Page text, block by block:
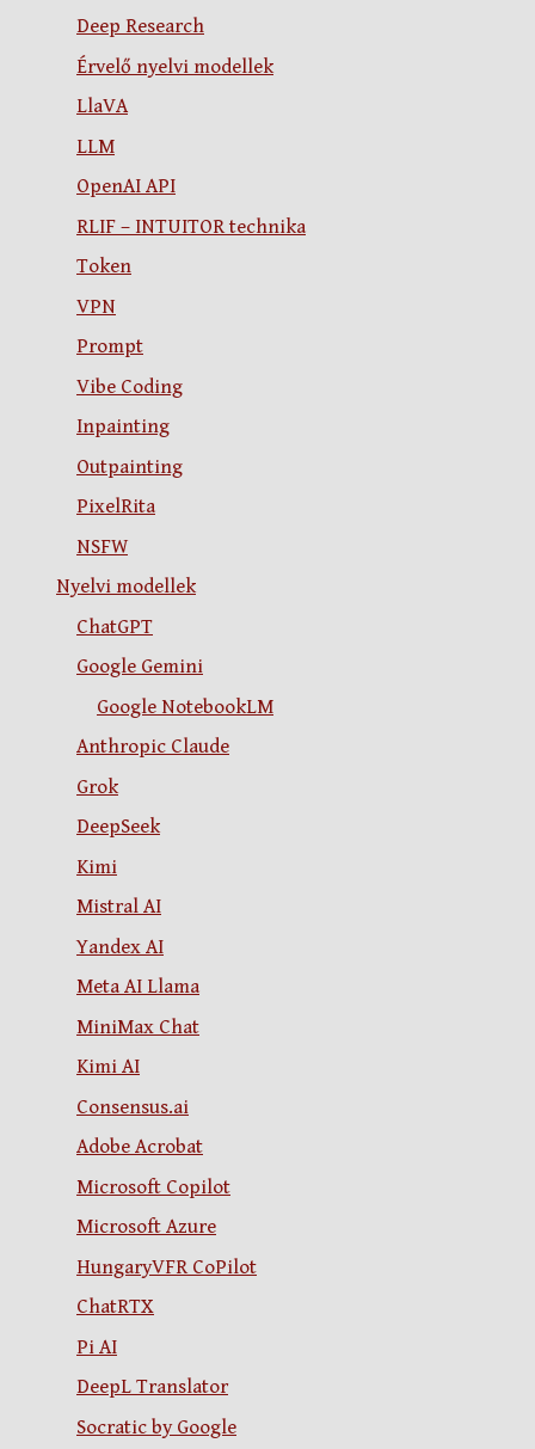
Deep Research
Érvelő nyelvi modellek
LlaVA
LLM
OpenAI API
RLIF – INTUITOR technika
Token
VPN
Prompt
Vibe Coding
Inpainting
Outpainting
PixelRita
NSFW
Nyelvi modellek
ChatGPT
Google Gemini
Google NotebookLM
Anthropic Claude
Grok
DeepSeek
Kimi
Mistral AI
Yandex AI
Meta AI Llama
MiniMax Chat
Kimi AI
Consensus.ai
Adobe Acrobat
Microsoft Copilot
Microsoft Azure
HungaryVFR CoPilot
ChatRTX
Pi AI
DeepL Translator
Socratic by Google